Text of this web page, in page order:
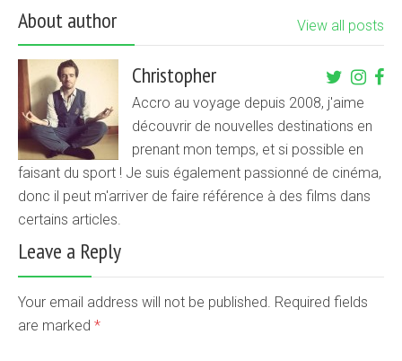
About author View all posts
Christopher
Accro au voyage depuis 2008, j'aime
découvrir de nouvelles destinations en
prenant mon temps, et si possible en
faisant du sport ! Je suis également passionné de cinéma,
donc il peut m'arriver de faire référence à des films dans
certains articles.
Leave a Reply
Your email address will not be published. Required fields
are marked *